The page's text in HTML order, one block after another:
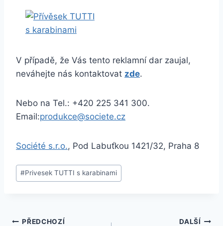
V případě, že Vás tento reklamní dar zaujal,
neváhejte nás kontaktovat zde.
Nebo na Tel.: +420 225 341 300.
Email:produkce@societe.cz
Société s.r.o., Pod Labuťkou 1421/32, Praha 8
#Privesek TUTTI s karabinami
PŘEDCHOZÍ DALŠÍ